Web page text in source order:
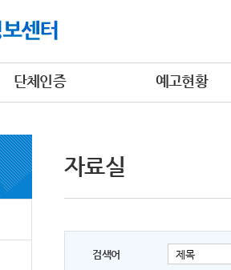
단체인증 예고현황
자료실
검색어